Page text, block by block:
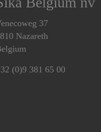
37
Nazareth
(0)9 381 65 00